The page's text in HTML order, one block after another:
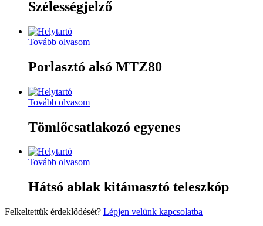
Szélességjelző
Tovább olvasom
Porlasztó alsó MTZ80
Tovább olvasom
Tömlőcsatlakozó egyenes
Tovább olvasom
Hátsó ablak kitámasztó teleszkóp
Felkeltettük érdeklődését? Lépjen velünk kapcsolatba